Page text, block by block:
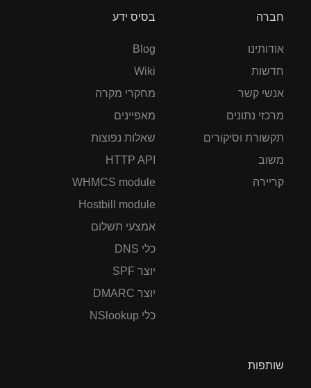
חברה
אודותינו
חדשות
אנשי קשר
מרכזי נתונים
תקשורת וסיקורים
משוב
קריירה
בסיס ידע
Blog
Wiki
מחקרי מקרה
מאפיינים
שאלות נפוצות
HTTP API
WHMCS module
Hostbill module
אמצעי תשלום
כלי DNS
יוצר SPF
יוצר DMARC
כלי NSlookup
שותפות